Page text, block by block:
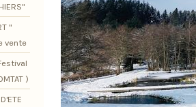
"
vente
)